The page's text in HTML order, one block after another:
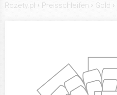
Rozety.pl › Preisschleifen › Gold ›